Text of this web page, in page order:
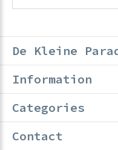
De Kleine
Information
Categories
Contact